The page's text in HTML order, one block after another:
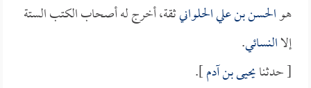
هوالحسن بن علي الحلوانيثقة، أخرج له أصحاب الكتب الستة
إلاالنسائي.
[ حدثنايحيى بن آدم].